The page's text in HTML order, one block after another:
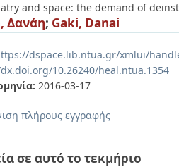
and space: the demand of
Δανάη; Gaki, Danai
dspace.lib.ntua.gr/xmlui/
10.26240/heal.ntua.1354
2016-03-17
πλήρους εγγραφής
σε αυτό το τεκμήριο